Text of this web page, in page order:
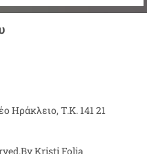
Ηράκλειο, Τ.Κ. 141 21
Kristi Folia